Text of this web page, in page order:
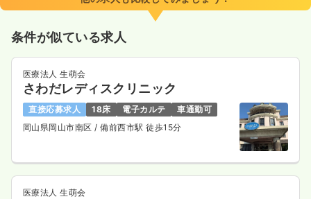
条件が似ている求人
医療法人 生萌会
さわだレディスクリニック
直接応募求人 18床 電子カルテ
車通勤可
岡山県岡山市南区/ 備前西市駅 徒歩15分
医療法人 生萌会